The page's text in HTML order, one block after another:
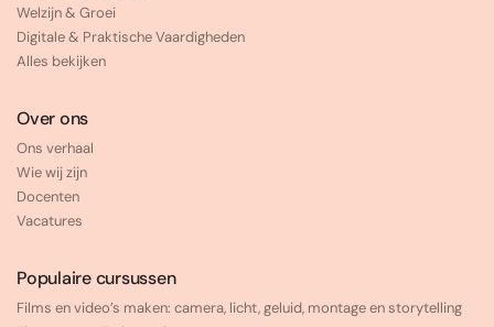
Welzijn & Groei
Digitale & Praktische Vaardigheden
Alles bekijken
Over ons
Ons verhaal
Wie wij zijn
Docenten
Vacatures
Populaire cursussen
Films en video’s maken: camera, licht, geluid, montage en storytelling